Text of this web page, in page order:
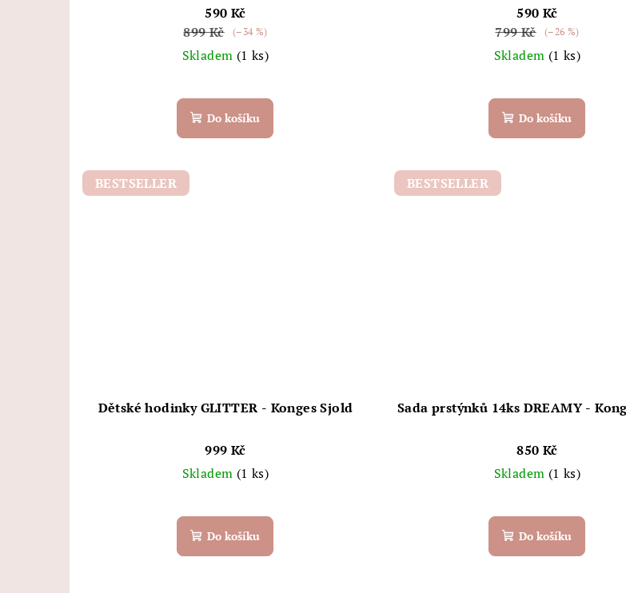
590 Kč
899 Kč
(–34 %)
Skladem (1 ks)
Do košíku
590 Kč
799 Kč
(–26 %)
Skladem (1 ks)
Do košíku
BESTSELLER
Dětské hodinky GLITTER - Konges Sjold
999 Kč
Skladem (1 ks)
Do košíku
BESTSELLER
Sada prstýnků 14ks DREAMY -
850 Kč
Skladem (1 ks)
Do košíku